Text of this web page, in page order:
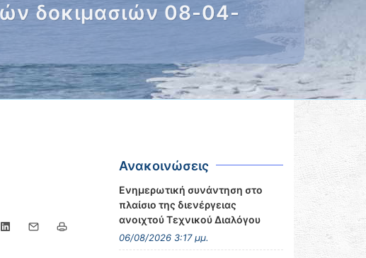
δοκιμασιών 08-04-
Ανακοινώσεις
Ενημερωτική συνάντηση στο
πλαίσιο της διενέργειας
ανοιχτού Τεχνικού Διαλόγου
06/08/2026 3:17 μμ.